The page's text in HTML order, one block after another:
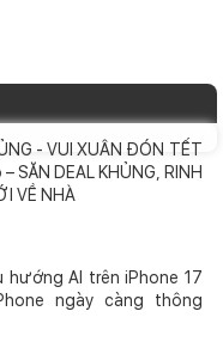
- VUI XUÂN ĐÓN TẾT
SĂN DEAL KHỦNG, RINH
VỀ NHÀ
hướng AI trên iPhone 17
ngày càng thông